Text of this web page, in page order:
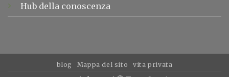
Hub della conoscenza
blog Mappa del sito vita privata